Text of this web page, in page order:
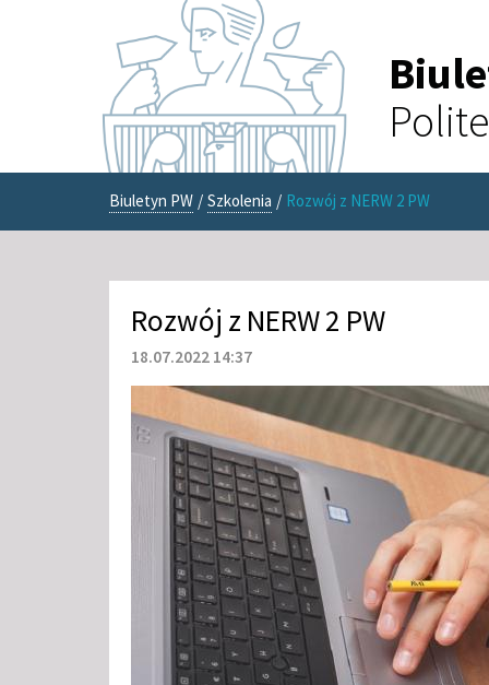
Biuletyn PW / Szkolenia / Rozwój z NERW 2 PW
Rozwój z NERW 2 PW
18.07.2022 14:37